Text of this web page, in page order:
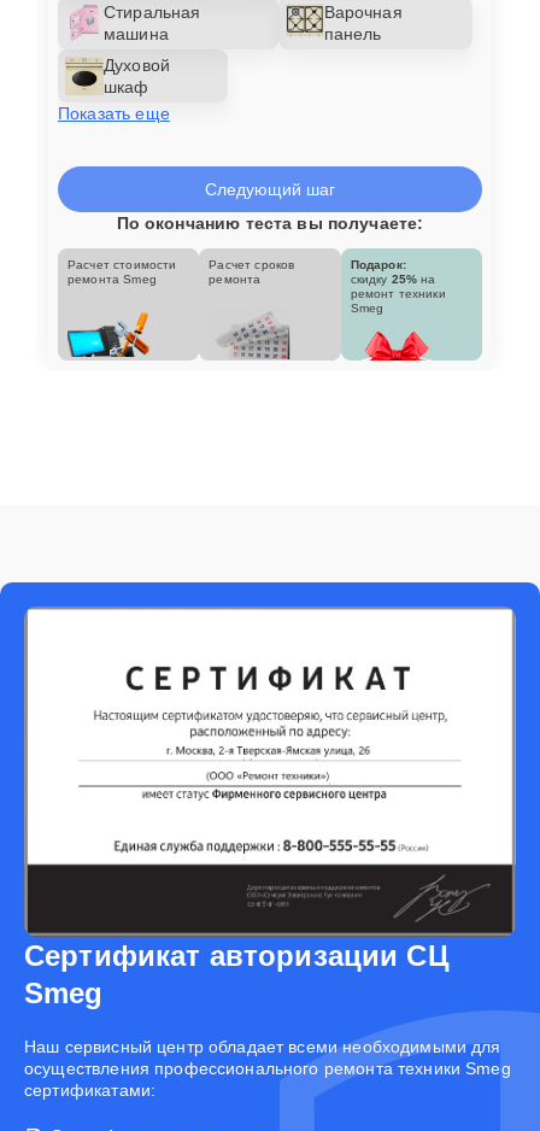
Стиральная
машина
Варочная
панель
Духовой
шкаф
Показать еще
Следующий шаг
По окончанию теста вы получаете:
Расчет стоимости
ремонта Smeg
Расчет сроков
ремонта
Подарок:
скидку 25% на
ремонт техники
Smeg
Сертификат авторизации СЦ
Smeg
Наш сервисный центр обладает всеми необходимыми для
осуществления профессионального ремонта техники Smeg
сертификатами: